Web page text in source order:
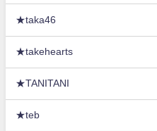
★taka46
★takehearts
★TANITANI
★teb